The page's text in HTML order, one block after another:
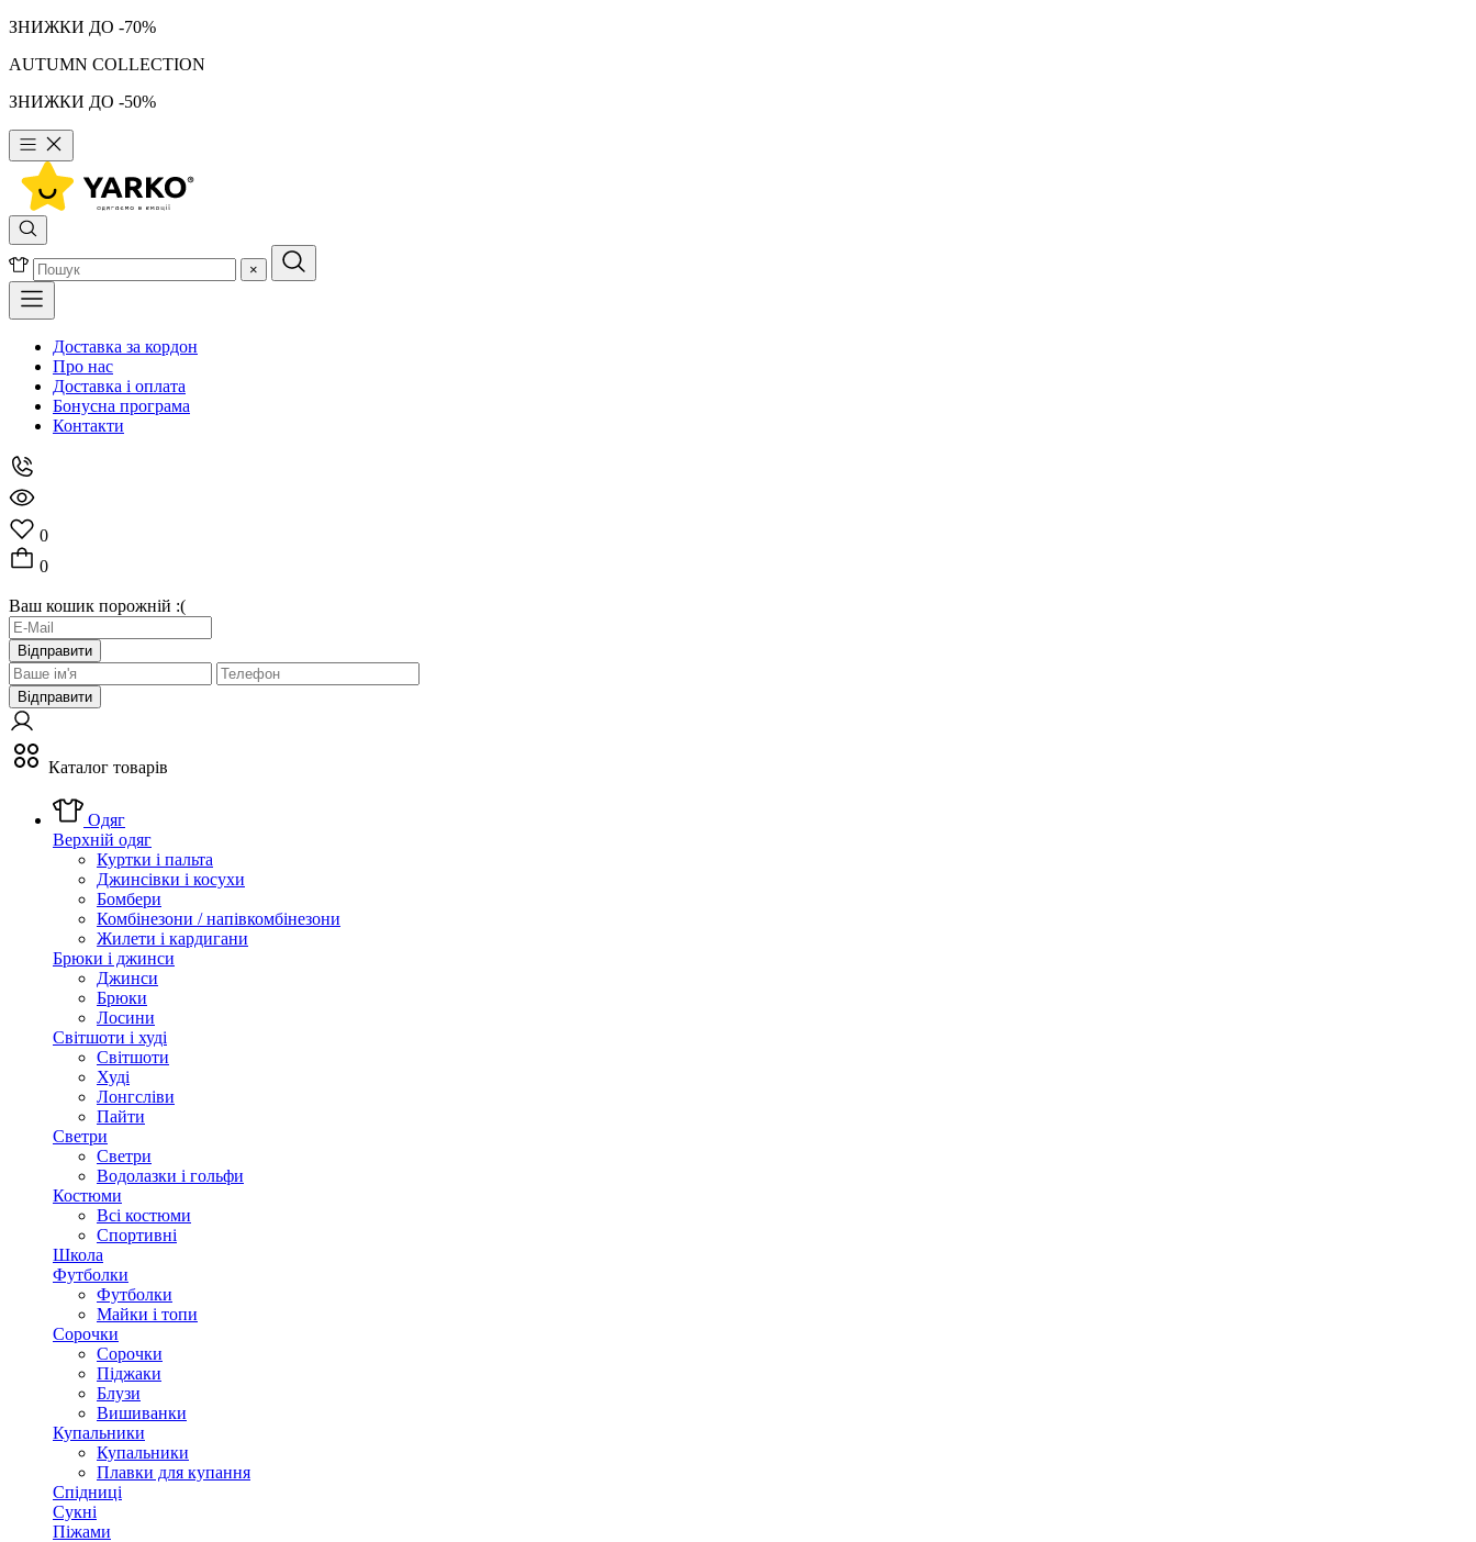
ЗНИЖКИ ДО -70%
AUTUMN COLLECTION
ЗНИЖКИ ДО -50%
×
Доставка за кордон
Про нас
Доставка і оплата
Бонусна програма
Контакти
0
0
Ваш кошик порожній :(
Відправити
Відправити
Каталог товарів
Одяг
Верхній одяг
Куртки і пальта
Джинсівки і косухи
Бомбери
Комбінезони / напівкомбінезони
Жилети і кардигани
Брюки і джинси
Джинси
Брюки
Лосини
Світшоти і худі
Світшоти
Худі
Лонгсліви
Пайти
Светри
Светри
Водолазки і гольфи
Костюми
Всі костюми
Спортивні
Школа
Футболки
Футболки
Майки і топи
Сорочки
Сорочки
Піджаки
Блузи
Вишиванки
Купальники
Купальники
Плавки для купання
Спідниці
Сукні
Піжами